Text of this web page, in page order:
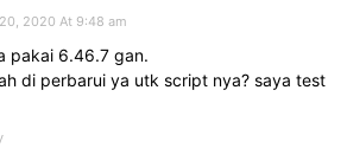
2020 At 9:48 am
pakai 6.46.7 gan.
di perbarui ya utk script nya? saya test